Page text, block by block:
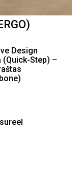
Design
(Quick-Step) –